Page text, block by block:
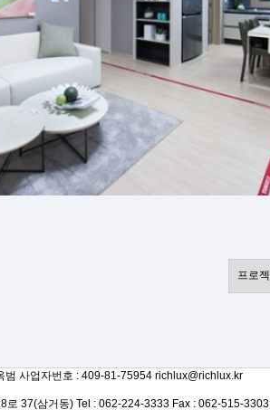
범 사업자번호 : 409-81-75954 richlux@richlux.kr
로 37(삼거동) Tel : 062-224-3333 Fax : 062-515-3303